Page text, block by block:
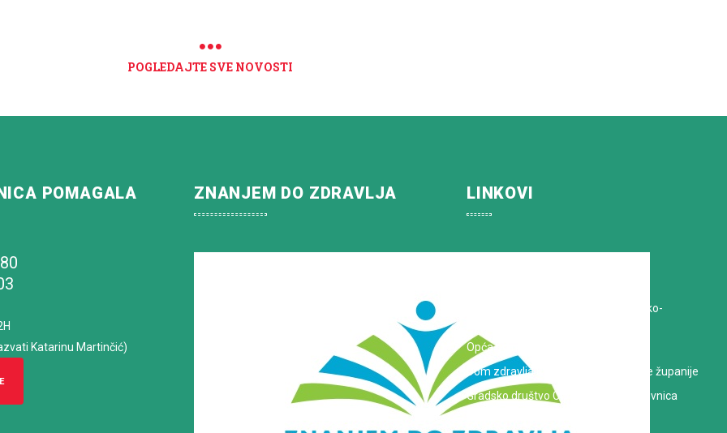
POGLEDAJTE SVE NOVOSTI
POMAGALA
Katarinu Martinčić)
ZNANJEM DO ZDRAVLJA LINKOVI
Zavod za javno zdravstvo Koprivničko-
Opća bolnica dr. Tomislav Bardek
Dom zdravlja Koprivničko-križevačke županije
Gradsko društvo Crvenog križa Koprivnica